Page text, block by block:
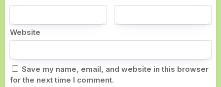
Website
Save my name, email, and website in this browser
for the next time I comment.